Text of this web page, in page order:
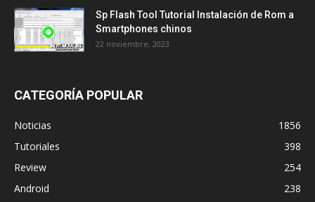
Sp Flash Tool Tutorial Instalación de Rom a
Smartphones chinos
22 noviembre, 2023
CATEGORÍA POPULAR
Noticias
1856
Tutoriales
398
Review
254
Android
238